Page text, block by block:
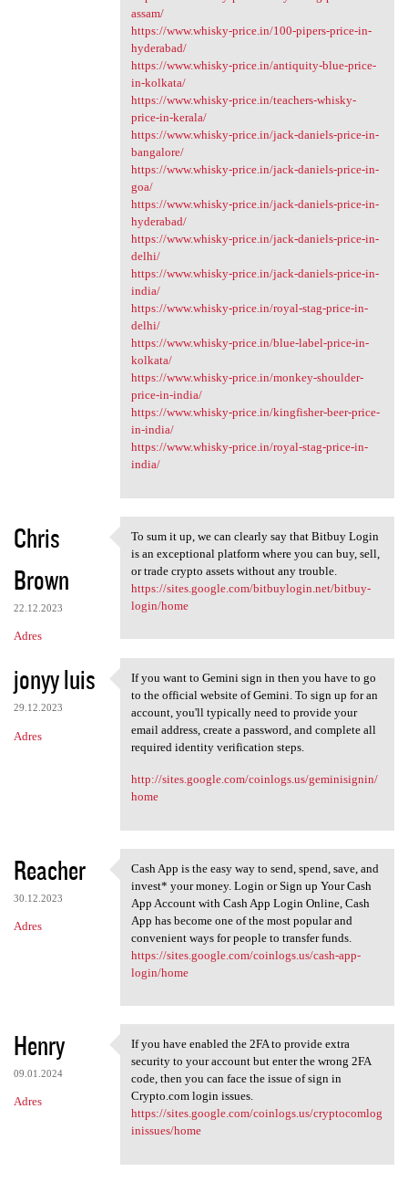
assam/
https://www.whisky-price.in/100-pipers-price-in-
hyderabad/
https://www.whisky-price.in/antiquity-blue-price-
in-kolkata/
https://www.whisky-price.in/teachers-whisky-
price-in-kerala/
https://www.whisky-price.in/jack-daniels-price-in-
bangalore/
https://www.whisky-price.in/jack-daniels-price-in-
goa/
https://www.whisky-price.in/jack-daniels-price-in-
hyderabad/
https://www.whisky-price.in/jack-daniels-price-in-
delhi/
https://www.whisky-price.in/jack-daniels-price-in-
india/
https://www.whisky-price.in/royal-stag-price-in-
delhi/
https://www.whisky-price.in/blue-label-price-in-
kolkata/
https://www.whisky-price.in/monkey-shoulder-
price-in-india/
https://www.whisky-price.in/kingfisher-beer-price-
in-india/
https://www.whisky-price.in/royal-stag-price-in-
india/
Chris
Brown
22.12.2023
Adres
To sum it up, we can clearly
To sum it up, we can clearly say that Bitbuy Login
is an exceptional platform where you can buy, sell,
or trade crypto assets without any trouble.
https://sites.google.com/bitbuylogin.net/bitbuy-
login/home
jonyy luis
29.12.2023
Adres
If you want to Gemini sign in
If you want to Gemini sign in then you have to go
to the official website of Gemini. To sign up for an
account, you'll typically need to provide your
email address, create a password, and complete all
required identity verification steps.
http://sites.google.com/coinlogs.us/geminisignin/
home
Reacher
30.12.2023
Adres
Cash App is the easy way to
Cash App is the easy way to send, spend, save, and
invest* your money. Login or Sign up Your Cash
App Account with Cash App Login Online, Cash
App has become one of the most popular and
convenient ways for people to transfer funds.
https://sites.google.com/coinlogs.us/cash-app-
login/home
Henry
09.01.2024
Adres
If you have enabled the 2FA
If you have enabled the 2FA to provide extra
security to your account but enter the wrong 2FA
code, then you can face the issue of sign in
Crypto.com login issues.
https://sites.google.com/coinlogs.us/cryptocomlog
inissues/home